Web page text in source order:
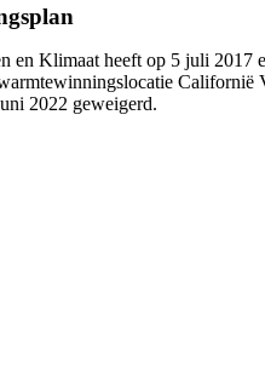
en Klimaat heeft op 5 juli 2017
Californië
2022 geweigerd.